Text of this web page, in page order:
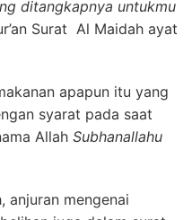
ditangkapnya untukmu
Surat Al Maidah ayat
apapun itu yang
syarat pada saat
Allah Subhanallahu
anjuran mengenai